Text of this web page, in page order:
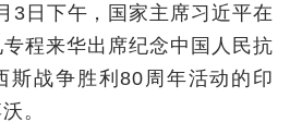
3日下午，国家主席习近平在
程来华出席纪念中国人民抗
斯战争胜利80周年活动的印
。